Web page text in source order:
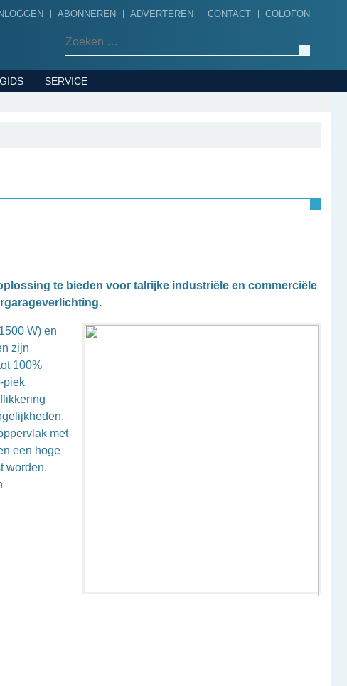
INLOGGEN ABONNEREN ADVERTEREN CONTACT COLOFON
SERVICE
te bieden voor talrijke industriële en commerciële
W) en
zijn
100%
piek
met
een hoge
worden.